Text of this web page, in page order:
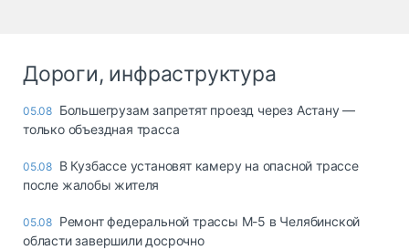
Дороги, инфраструктура
05.08 Большегрузам запретят проезд через Астану —
только объездная трасса
05.08 В Кузбассе установят камеру на опасной трассе
после жалобы жителя
05.08 Ремонт федеральной трассы М-5 в Челябинской
области завершили досрочно